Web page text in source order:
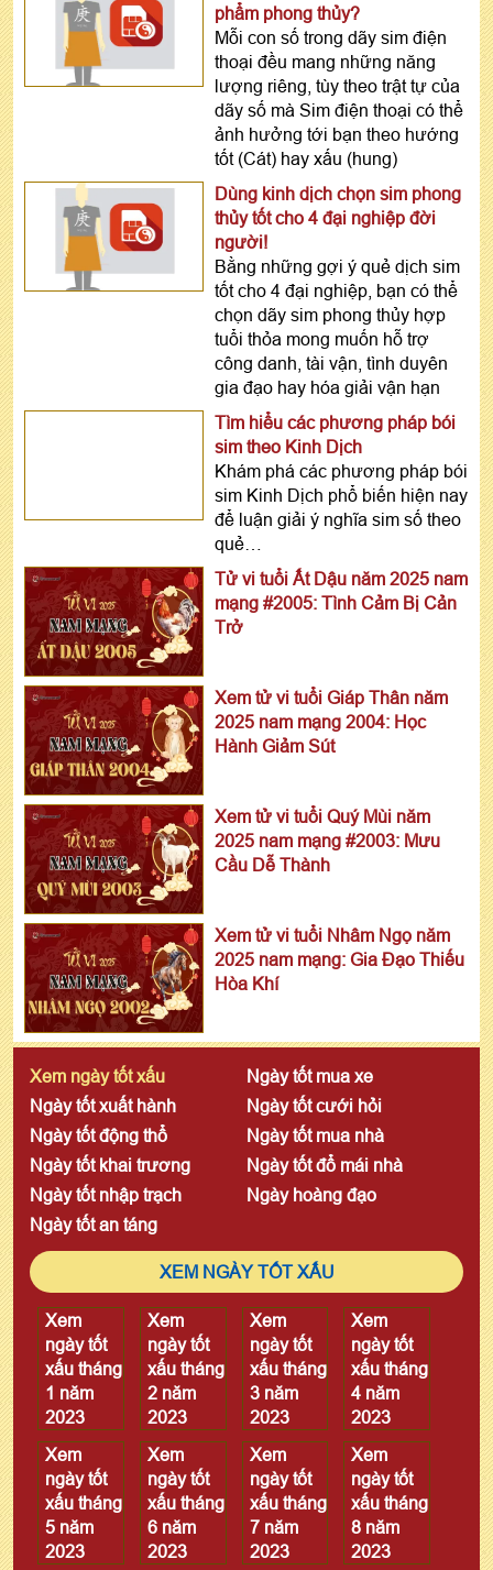
phẩm phong thủy?
Mỗi con số trong dãy sim điện
thoại đều mang những năng
lượng riêng, tùy theo trật tự của
dãy số mà Sim điện thoại có thể
ảnh hưởng tới bạn theo hướng
tốt (Cát) hay xấu (hung)
Dùng kinh dịch chọn sim phong
thủy tốt cho 4 đại nghiệp đời
người!
Bằng những gợi ý quẻ dịch sim
tốt cho 4 đại nghiệp, bạn có thể
chọn dãy sim phong thủy hợp
tuổi thỏa mong muốn hỗ trợ
công danh, tài vận, tình duyên
gia đạo hay hóa giải vận hạn
Tìm hiểu các phương pháp bói
sim theo Kinh Dịch
Khám phá các phương pháp bói
sim Kinh Dịch phổ biến hiện nay
để luận giải ý nghĩa sim số theo
quẻ…
Tử vi tuổi Ất Dậu năm 2025 nam
mạng #2005: Tình Cảm Bị Cản
Trở
Xem tử vi tuổi Giáp Thân năm
2025 nam mạng 2004: Học
Hành Giảm Sút
Xem tử vi tuổi Quý Mùi năm
2025 nam mạng #2003: Mưu
Cầu Dễ Thành
Xem tử vi tuổi Nhâm Ngọ năm
2025 nam mạng: Gia Đạo Thiếu
Hòa Khí
Xem ngày tốt xấu
Ngày tốt mua xe
Ngày tốt xuất hành
Ngày tốt cưới hỏi
Ngày tốt động thổ
Ngày tốt mua nhà
Ngày tốt khai trương
Ngày tốt đổ mái nhà
Ngày tốt nhập trạch
Ngày hoàng đạo
Ngày tốt an táng
XEM NGÀY TỐT XẤU
Xem
ngày tốt
xấu tháng
1 năm
2023
Xem
ngày tốt
xấu tháng
2 năm
2023
Xem
ngày tốt
xấu tháng
3 năm
2023
Xem
ngày tốt
xấu tháng
4 năm
2023
Xem
ngày tốt
xấu tháng
5 năm
2023
Xem
ngày tốt
xấu tháng
6 năm
2023
Xem
ngày tốt
xấu tháng
7 năm
2023
Xem
ngày tốt
xấu tháng
8 năm
2023